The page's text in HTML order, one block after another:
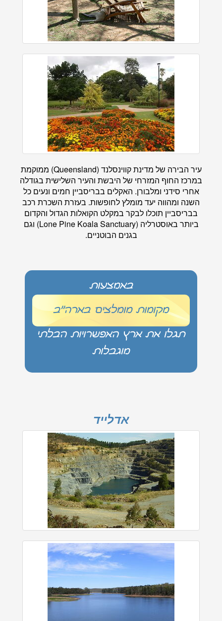
עיר הבירה של מדינת קווינסלנד (Queensland) ממוקמת
במרכז החוף המזרחי של היבשת והעיר השלישית בגודלה
אחרי סידני ומלבורן. האקלים בבריסביין חמים ונעים כל
השנה ומהווה יעד מומלץ לחופשות. בעזרת השכרת רכב
בבריסביין תוכלו לבקר במקלט הקואלות הגדול והקדום
ביותר באוסטרליה (Lone Pine Koala Sanctuary) וגם
בגנים הבוטניים.
באמצעות
מקומות מומלצים בארה"ב
תגלו את ארץ האפשרויות הבלתי
מוגבלות
אדלייד